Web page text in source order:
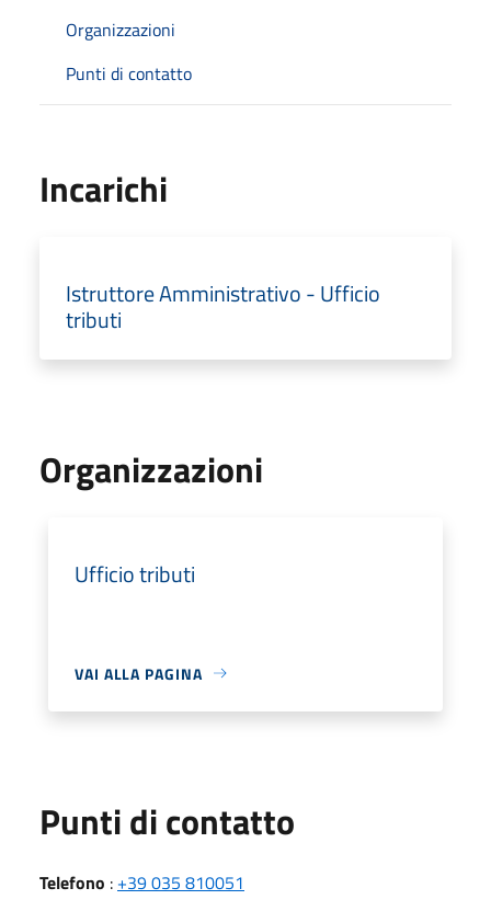
Organizzazioni
Punti di contatto
Incarichi
Istruttore Amministrativo - Ufficio
tributi
Organizzazioni
Ufficio tributi
VAI ALLA PAGINA
Punti di contatto
Telefono : +39 035 810051